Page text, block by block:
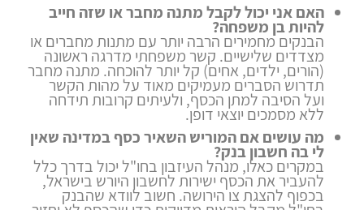
האם אני יכול לקבל מתנה מחבר או שזה חייב
להיות בן משפחה?
הבנקים מחמירים הרבה יותר עם מתנות מחברים או
מצדדים שלישיים. קשר משפחתי מדרגה ראשונה
(הורים, ילדים, אחים) קל יותר להוכחה. מתנה מחבר
תדרוש הסברים מעמיקים מאוד על מהות הקשר
ועל הסיבה למתן הכסף, ולעיתים קרובות תידחה
ללא מסמכים יוצאי דופן.
מה עושים אם המוריש השאיר כסף במדינה שאין
לי בה חשבון בנק?
במקרים כאלו, מנהל העיזבון בחו"ל יכול בדרך כלל
להעביר את הכסף ישירות לחשבון היורש בישראל,
בכפוף להצגת צו הירושה. חשוב לוודא שהבנק